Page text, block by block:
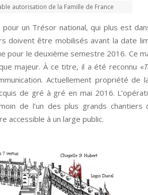
autorisation de la Famille de France
un Trésor national, qui plus est
doivent être mobilisés avant la date
pour le deuxième semestre 2016. Ce
majeur. À ce titre, il a été reconnu «
Actuellement propriété de
de gré à gré en mai 2016.
de l’un des plus grands chantiers
accessible à un large public.